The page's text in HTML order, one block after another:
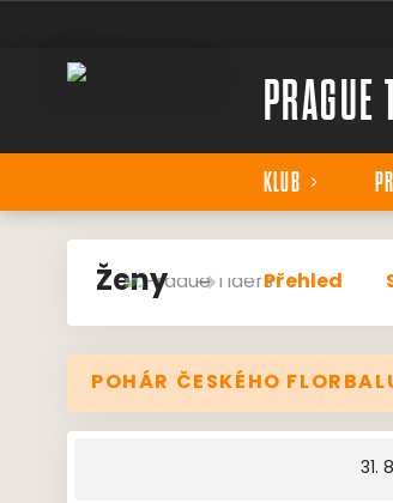
PRAGUE
KLUB
Ženy Přehled
POHÁR ČESKÉHO
31.